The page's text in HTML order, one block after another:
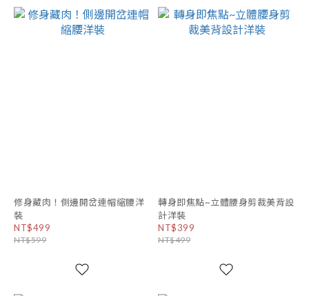
修身藏肉！側邊開岔連帽縮腰洋
裝
NT$499
NT$599
轉身即焦點~立體腰身剪裁美背設
計洋裝
NT$399
NT$499